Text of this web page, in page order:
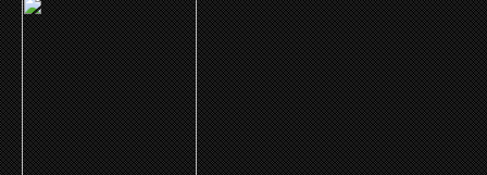
(2000)
Antilles sur Seine
CLICK ME